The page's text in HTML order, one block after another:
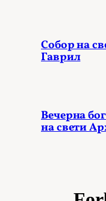
Собор на
Гаврил
Вечерна
на свети